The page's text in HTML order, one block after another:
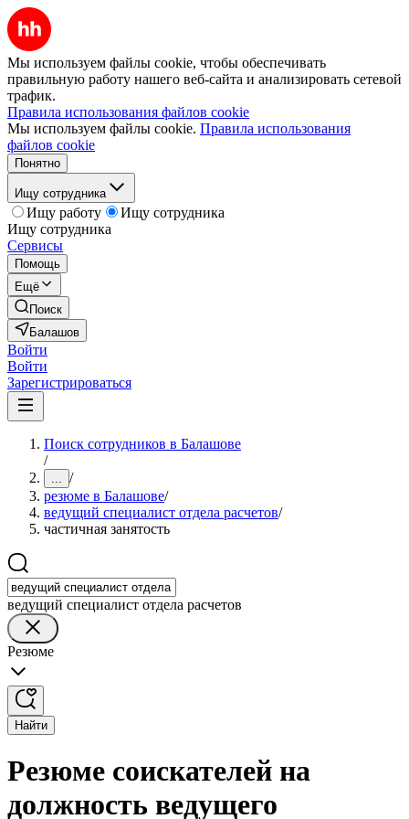
Мы используем файлы cookie, чтобы обеспечивать
правильную работу нашего веб-сайта и анализировать сетевой
трафик.
Правила использования файлов cookie
Мы используем файлы cookie. Правила использования
файлов cookie
Понятно
Ищу сотрудника
Ищу работу
Ищу сотрудника
Ищу сотрудника
Сервисы
Помощь
Ещё
Поиск
Балашов
Войти
Войти
Зарегистрироваться
Поиск сотрудников в Балашове
/
... /
резюме в Балашове/
ведущий специалист отдела расчетов/
частичная занятость
ведущий специалист отдела расчетов
Резюме
Найти
Резюме соискателей на
должность ведущего